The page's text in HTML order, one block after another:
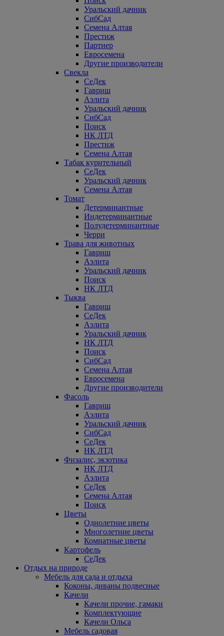
Уральский дачник
СибСад
Семена Алтая
Престиж
Партнер
Евросемена
Другие производители
Свекла
СеДек
Гавриш
Аэлита
Уральский дачник
СибСад
Поиск
НК ЛТД
Престиж
Семена Алтая
Табак курительный
СеДек
Уральский дачник
Семена Алтая
Томат
Детерминантные
Индетерминантные
Полудетерминантные
Черри
Трава для животных
Гавриш
Аэлита
Уральский дачник
Поиск
НК ЛТД
Тыква
Гавриш
СеДек
Аэлита
Уральский дачник
НК ЛТД
Поиск
СибСад
Семена Алтая
Евросемена
Другие производители
Фасоль
Гавриш
Аэлита
Уральский дачник
СибСад
СеДек
НК ЛТД
Физалис, экзотика
НК ЛТД
Аэлита
СеДек
Семена Алтая
Поиск
Цветы
Однолетние цветы
Многолетние цветы
Комнатные цветы
Картофель
СеДек
Отдых на природе
Мебель для сада и отдыха
Коконы, диваны подвесные
Качели
Качели прочие, гамаки
Комплектующие
Качели Ольса
Мебель садовая